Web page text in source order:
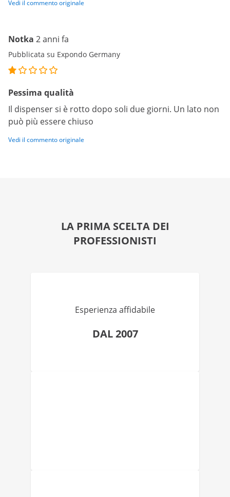
Vedi il commento originale
Notka 2 anni fa
Pubblicata su Expondo Germany
Pessima qualità
Il dispenser si è rotto dopo soli due giorni. Un lato non
può più essere chiuso
Vedi il commento originale
LA PRIMA SCELTA DEI
PROFESSIONISTI
Esperienza affidabile
DAL 2007